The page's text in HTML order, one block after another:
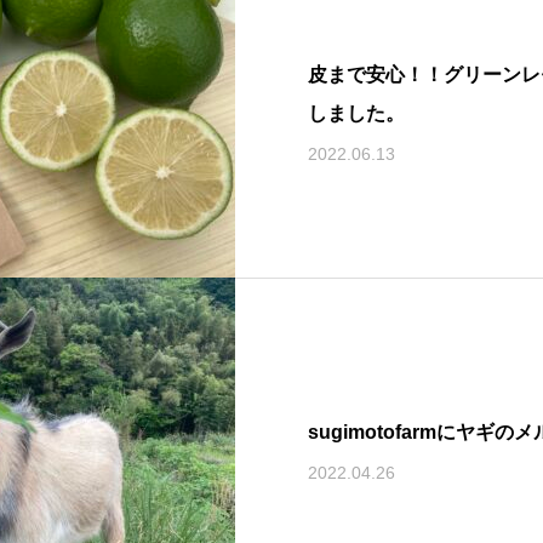
皮まで安心！！グリーン
しました。
2022.06.13
sugimotofarmにヤギのメ
2022.04.26